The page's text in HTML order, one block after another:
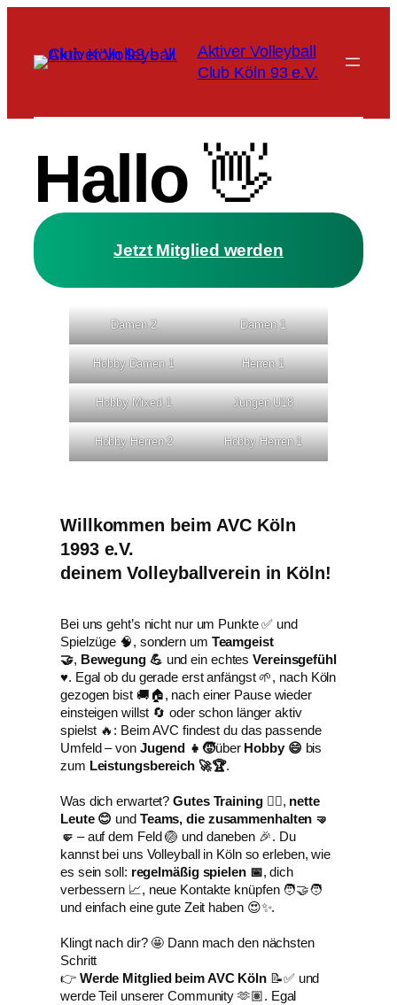
springen
Aktiver Volleyball
Club Köln 93 e.V.
Hallo 👋
Jetzt Mitglied werden
Damen 2 Damen 1
Hobby Damen 1 Herren 1
Hobby Mixed 1 Jungen U18
Hobby Herren 2 Hobby Herren 1
Willkommen beim AVC Köln
1993 e.V.
deinem Volleyballverein in Köln!
Bei uns geht’s nicht nur um Punkte ✅ und
Spielzüge 🧠, sondern um Teamgeist
🤝, Bewegung 💪 und ein echtesVereinsgefühl
♥️. Egal ob du gerade erst anfängst 🌱, nach Köln
gezogen bist 🚚🏠, nach einer Pause wieder
einsteigen willst 🔄 oder schon länger aktiv
spielst 🔥: Beim AVC findest du das passende
Umfeld – von Jugend 👧🧒über Hobby 😄 bis
zum Leistungsbereich 🚀🏆.
Was dich erwartet?Gutes Training 🏋️‍♀️, nette
Leute 😊 und Teams, die zusammenhalten 🤜
🤛 – auf dem Feld 🏐 und daneben 🎉. Du
kannst bei uns Volleyball in Köln so erleben, wie
es sein soll: regelmäßig spielen 📅, dich
verbessern 📈, neue Kontakte knüpfen 🧑‍🤝‍🧑
und einfach eine gute Zeit haben 😍✨.
Klingt nach dir? 🤩 Dann mach den nächsten
Schritt
👉 Werde Mitglied beim AVC Köln 📝✅ und
werde Teil unserer Community 🫶🏽. Egal